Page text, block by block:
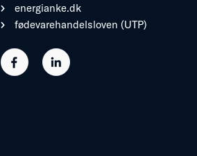
energianke.dk
fødevarehandelsloven (UTP)